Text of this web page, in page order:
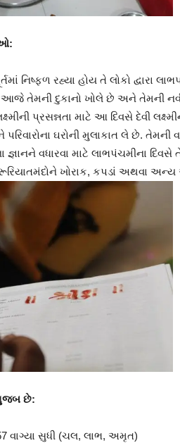
:
નિષ્ફળ રહ્યા હોય તે લોકો દ્વારા
તેમની દુકાનો ખોલે છે અને તેમની
પ્રસન્નતા માટે આ દિવસે દેવી
પરિવારોના ઘરોની મુલાકાત લે છે.
જ્ઞાનને વધારવા માટે લાભપંચમીના
ખોરાક, કપડાં અથવા
છે:
વાગ્યા સુધી (ચલ, લાભ, અમૃત)